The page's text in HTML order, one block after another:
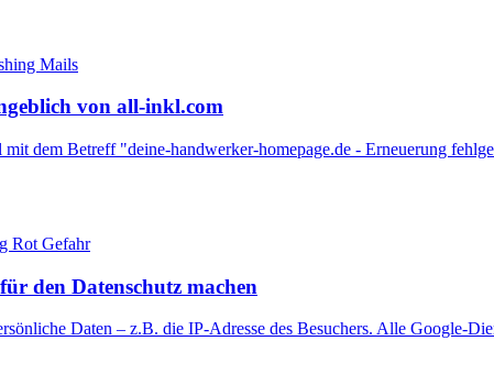
von all-inkl.com
dem Betreff "deine-handwerker-homepage.de - Erneuerung
den Datenschutz machen
Daten – z.B. die IP-Adresse des Besuchers. Alle Google-